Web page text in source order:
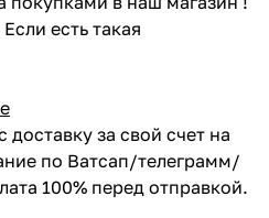
есть такая
доставку за свой счет на
по Ватсап/телеграмм/
100% перед отправкой.